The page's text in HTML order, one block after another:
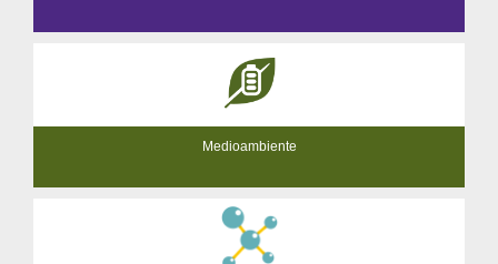
Medioambiente